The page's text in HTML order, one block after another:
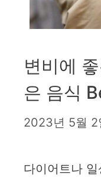
변비에
은 음식
2023년 5월 2
다이어트나